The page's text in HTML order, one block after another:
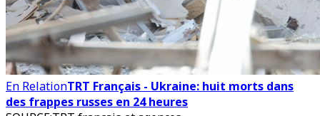
En RelationTRT Français - Ukraine: huit morts dans
des frappes russes en 24 heures